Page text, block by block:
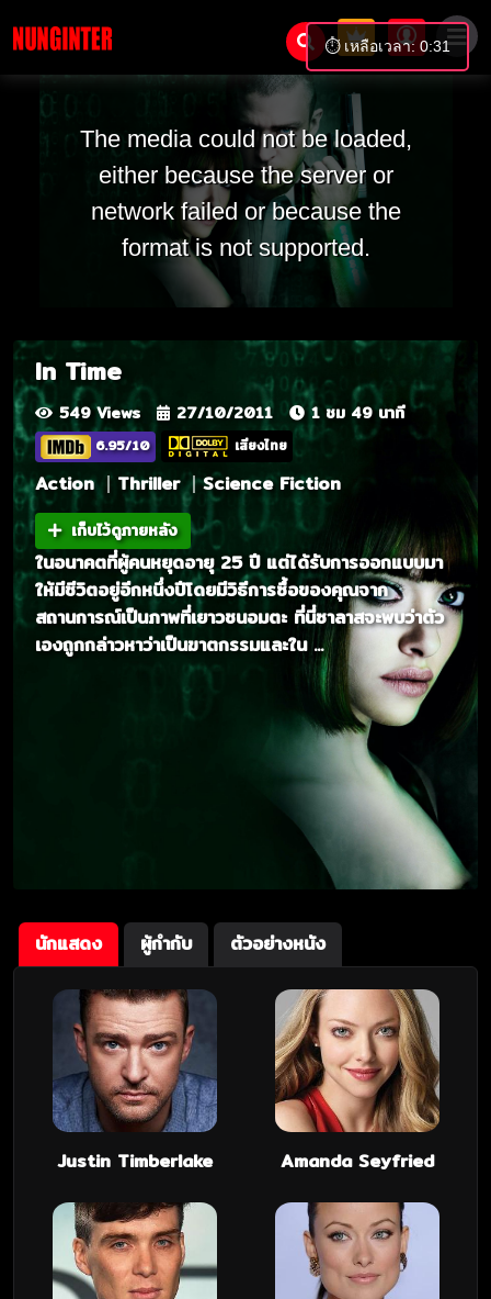
The media could not be loaded,
either because the server or
network failed or because the
format is not supported.
In Time
549 Views 27/10/2011 1 ชม 49 นาที
6.95/10 เสียงไทย
Action Thriller Science Fiction
เก็บไว้ดูภายหลัง
ในอนาคตที่ผู้คนหยุดอายุ 25 ปี แต่ได้รับการออกแบบมา
ให้มีชีวิตอยู่อีกหนึ่งปีโดยมีวิธีการซื้อของคุณจาก
สถานการณ์เป็นภาพที่เยาวชนอมตะ ที่นี่ซาลาสจะพบว่าตัว
เองถูกกล่าวหาว่าเป็นฆาตกรรมและใน ...
นักแสดง ผู้กำกับ ตัวอย่างหนัง
Justin Timberlake Amanda Seyfried
⏱️ เหลือเวลา: 0:31